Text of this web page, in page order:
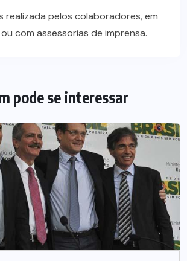
realizada pelos colaboradores, em
com assessorias de imprensa.
pode se interessar